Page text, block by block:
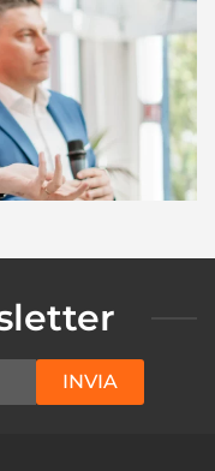
INVIA